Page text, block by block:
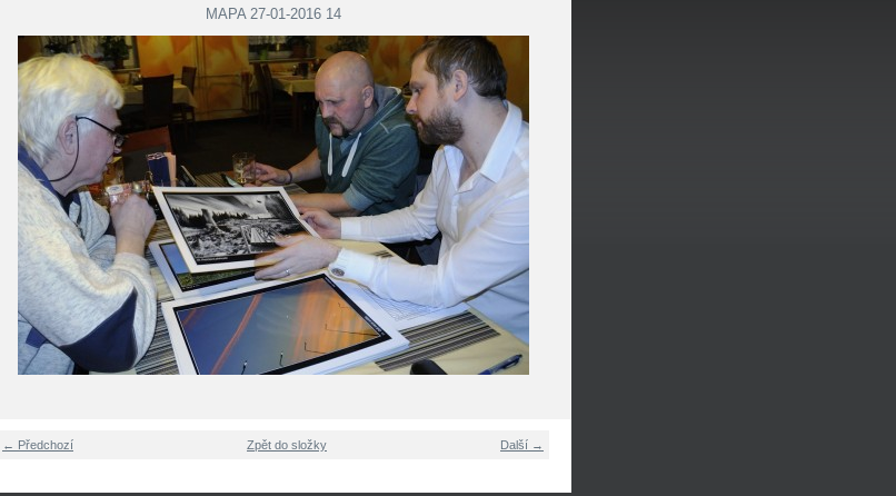
MAPA 27-01-2016 14
← Předchozí Další →
Zpět do složky